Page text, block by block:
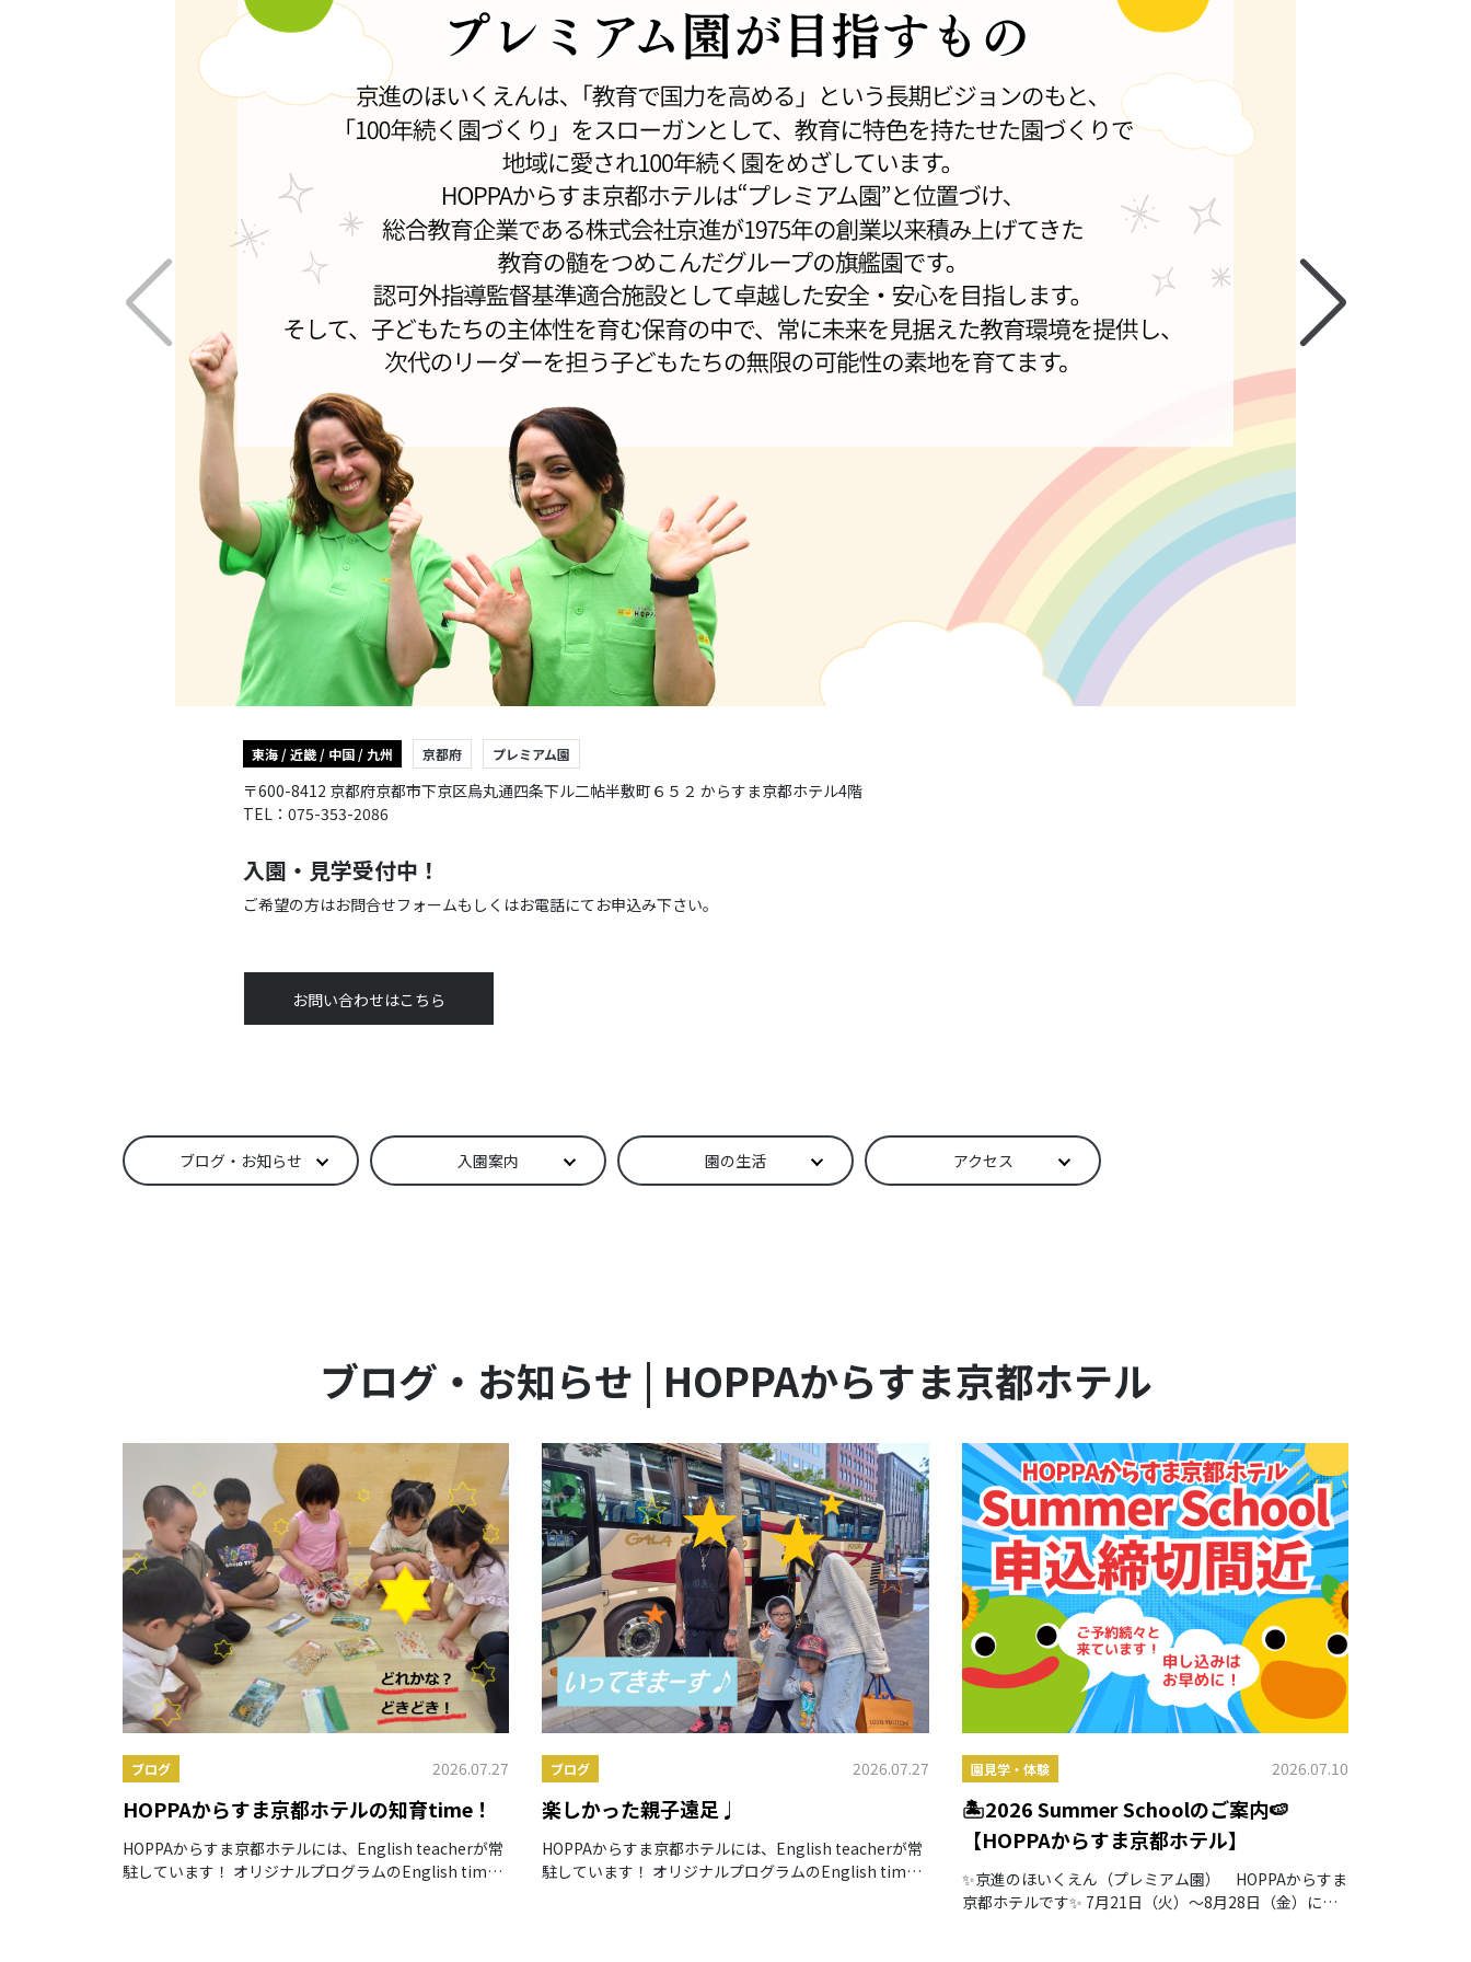
東海 / 近畿 / 中国 / 九州 京都府 プレミアム園
〒600-8412 京都府京都市下京区烏丸通四条下ル二帖半敷町６５２ からすま京都ホテル4階
TEL：075-353-2086
入園・見学受付中！
ご希望の方はお問合せフォームもしくはお電話にてお申込み下さい。
お問い合わせはこちら
ブログ・お知らせ 入園案内 園の生活 アクセス
ブログ・お知らせ | HOPPAからすま京都ホテル
ブログ 2026.07.27
HOPPAからすま京都ホテルの知育time！
HOPPAからすま京都ホテルには、English teacherが常
駐しています！ オリジナルプログラムのEnglish time
ブログ 2026.07.27
楽しかった親子遠足♩
HOPPAからすま京都ホテルには、English teacherが常
駐しています！ オリジナルプログラムのEnglish time
園見学・体験 2026.07.10
🏝2026 Summer Schoolのご案内🍉
【HOPPAからすま京都ホテル】
✨京進のほいくえん（プレミアム園） HOPPAからすま
京都ホテルです✨ 7月21日（火）～8月28日（金）に